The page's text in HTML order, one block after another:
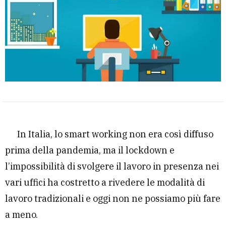
In Italia, lo smart working non era così diffuso
prima della pandemia, ma il lockdown e
l’impossibilità di svolgere il lavoro in presenza nei
vari uffici ha costretto a rivedere le modalità di
lavoro tradizionali e oggi non ne possiamo più fare
a meno.